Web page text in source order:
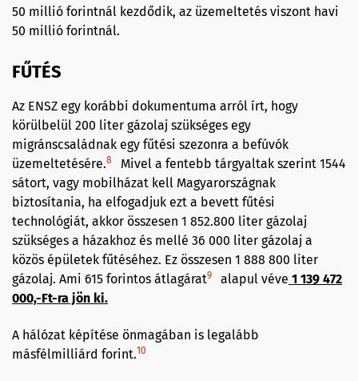
50 millió forintnál kezdődik, az üzemeltetés viszont havi
50 millió forintnál.
FŰTÉS
Az ENSZ egy korábbi dokumentuma arról írt, hogy
körülbelül 200 liter gázolaj szükséges egy
migránscsaládnak egy fűtési szezonra a befúvók
üzemeltetésére.8
Mivel a fentebb tárgyaltak szerint 1544
sátort, vagy mobilházat kell Magyarországnak
biztosítania, ha elfogadjuk ezt a bevett fűtési
technológiát, akkor összesen 1 852.800 liter gázolaj
szükséges a házakhoz és mellé 36 000 liter gázolaj a
közös épületek fűtéséhez. Ez összesen 1 888 800 liter
gázolaj. Ami 615 forintos átlagárat9 alapul véve 1 139 472
000,-Ft-ra jön ki.
A hálózat képítése önmagában is legalább
másfélmilliárd forint.10